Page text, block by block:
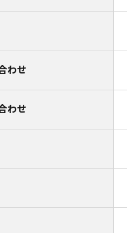
わせ
わせ